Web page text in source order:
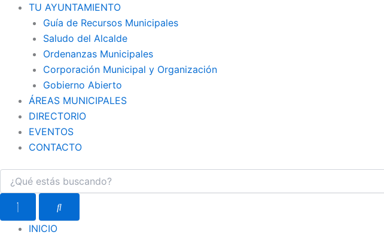
TU AYUNTAMIENTO
Guía de Recursos Municipales
Saludo del Alcalde
Ordenanzas Municipales
Corporación Municipal y Organización
Gobierno Abierto
ÁREAS MUNICIPALES
DIRECTORIO
EVENTOS
CONTACTO
INICIO